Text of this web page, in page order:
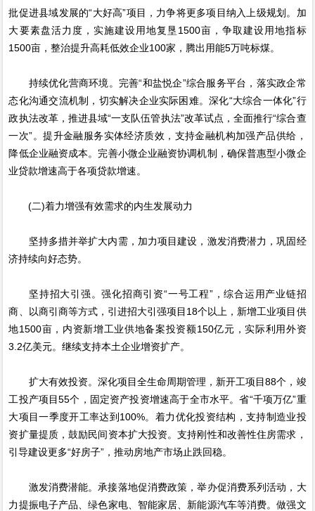
批促进县域发展的“大好高”项目，力争将更多项目纳入上级规划。加
大要素盘活力度，实施建设用地复垦1500亩，争取建设用地指标
1500亩，整治提升高耗低效企业100家，腾出用能5万吨标煤。
持续优化营商环境。完善“和盐悦企”综合服务平台，落实政企常
态化沟通交流机制，切实解决企业实际困难。深化“大综合一体化”行
政执法改革，推进县域“一支队伍管执法”改革试点，全面推行“综合查
一次”。提升金融服务实体经济质效，支持金融机构加强产品供给，
降低企业融资成本。完善小微企业融资协调机制，确保普惠型小微企
业贷款增速高于各项贷款增速。
(二)着力增强有效需求的内生发展动力
坚持多措并举扩大内需，加力项目建设，激发消费潜力，巩固经
济持续向好态势。
坚持招大引强。强化招商引资“一号工程”，综合运用产业链招
商、以商引商等方式，引进招大引强项目18个以上，新增工业项目供
地1500亩，内资新增工业供地备案投资额150亿元，实际利用外资
3.2亿美元。继续支持本土企业增资扩产。
扩大有效投资。深化项目全生命周期管理，新开工项目88个，竣
工投产项目55个，固定资产投资增速高于全市水平。省“千项万亿”重
大项目一季度开工率达到100%。着力优化投资结构，支持制造业投
资扩量提质，鼓励民间资本扩大投资。支持刚性和改善性住房需求，
引导建设更多“好房子”，推动房地产市场止跌回稳。
激发消费潜能。承接落地促消费政策，举办促消费系列活动，大
力提振电子产品、绿色家电、智能家居、新能源汽车等消费。做强文